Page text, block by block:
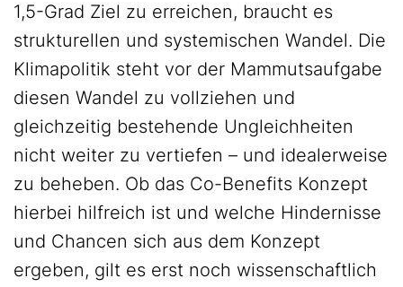
1,5-Grad Ziel zu erreichen, braucht es
strukturellen und systemischen Wandel. Die
Klimapolitik steht vor der Mammutsaufgabe
diesen Wandel zu vollziehen und
gleichzeitig bestehende Ungleichheiten
nicht weiter zu vertiefen – und idealerweise
zu beheben. Ob das Co-Benefits Konzept
hierbei hilfreich ist und welche Hindernisse
und Chancen sich aus dem Konzept
ergeben, gilt es erst noch wissenschaftlich